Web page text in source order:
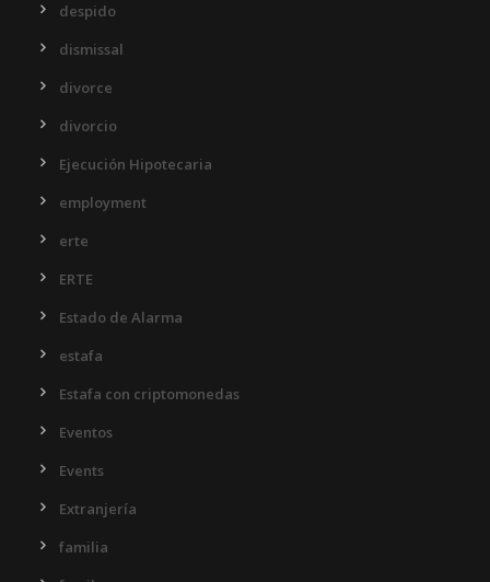
despido
dismissal
divorce
divorcio
Ejecución Hipotecaria
employment
erte
ERTE
Estado de Alarma
estafa
Estafa con criptomonedas
Eventos
Events
Extranjería
familia